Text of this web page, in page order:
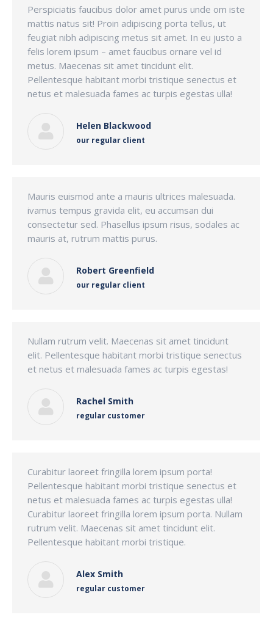
Perspiciatis faucibus dolor amet purus unde om iste
mattis natus sit! Proin adipiscing porta tellus, ut
feugiat nibh adipiscing metus sit amet. In eu justo a
felis lorem ipsum – amet faucibus ornare vel id
metus. Maecenas sit amet tincidunt elit.
Pellentesque habitant morbi tristique senectus et
netus et malesuada fames ac turpis egestas ulla!
Helen Blackwood
our regular client
Mauris euismod ante a mauris ultrices malesuada.
ivamus tempus gravida elit, eu accumsan dui
consectetur sed. Phasellus ipsum risus, sodales ac
mauris at, rutrum mattis purus.
Robert Greenfield
our regular client
Nullam rutrum velit. Maecenas sit amet tincidunt
elit. Pellentesque habitant morbi tristique senectus
et netus et malesuada fames ac turpis egestas!
Rachel Smith
regular customer
Curabitur laoreet fringilla lorem ipsum porta!
Pellentesque habitant morbi tristique senectus et
netus et malesuada fames ac turpis egestas ulla!
Curabitur laoreet fringilla lorem ipsum porta. Nullam
rutrum velit. Maecenas sit amet tincidunt elit.
Pellentesque habitant morbi tristique.
Alex Smith
regular customer